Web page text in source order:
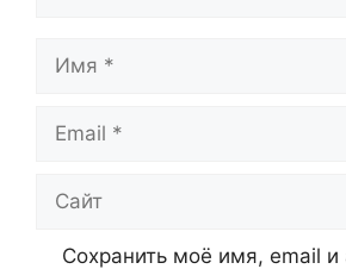
Сохранить моё имя, email и